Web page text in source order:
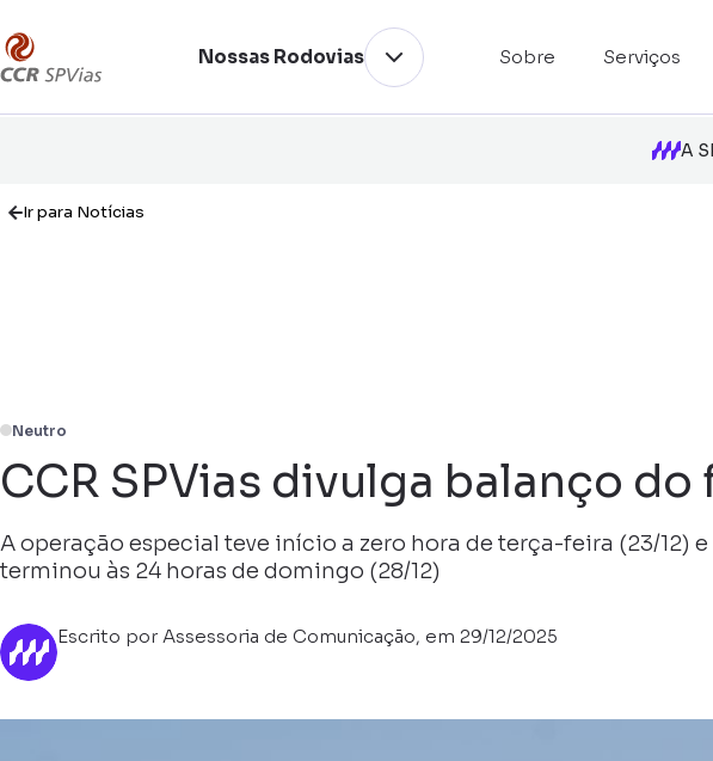
Nossas Rodovias Sobre Serviços
A
Ir para Notícias
Neutro
CCR SPVias divulga balanço
A operação especial teve início a zero hora de terça-feira (23/12) e
terminou às 24 horas de domingo (28/12)
Escrito por Assessoria de Comunicação, em 29/12/2025